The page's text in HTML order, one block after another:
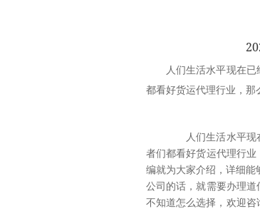
人们生活水平现在
都看好货运代理行业，
人们生活水平现在
者们都看好货运代理行
编就为大家介绍，详细
公司的话，就需要办理
不知道怎么选择，欢迎